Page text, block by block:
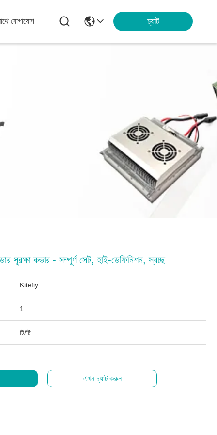
যোগাযোগ চ্যাট
সুরক্ষা কভার - সম্পূর্ণ সেট, হাই-ডেফিনিশন, স্বচ্ছ
Kitefiy
1
টি/টি
এখন চ্যাট করুন